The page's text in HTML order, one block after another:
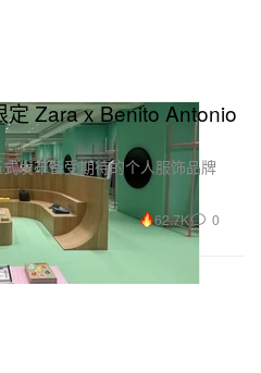
Zara x Benito Antonio
发布备受期待的个人服饰品牌
62.7K 0